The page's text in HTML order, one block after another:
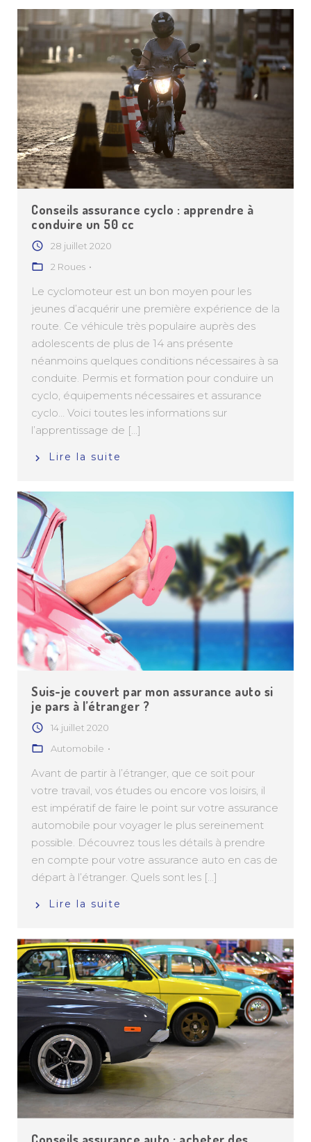
Conseils assurance cyclo : apprendre à
conduire un 50 cc
28 juillet 2020
2 Roues
Le cyclomoteur est un bon moyen pour les
jeunes d’acquérir une première expérience de la
route. Ce véhicule très populaire auprès des
adolescents de plus de 14 ans présente
néanmoins quelques conditions nécessaires à sa
conduite. Permis et formation pour conduire un
cyclo, équipements nécessaires et assurance
cyclo… Voici toutes les informations sur
l’apprentissage de [...]
Lire la suite
Suis-je couvert par mon assurance auto si
je pars à l’étranger ?
14 juillet 2020
Automobile
Avant de partir à l’étranger, que ce soit pour
votre travail, vos études ou encore vos loisirs, il
est impératif de faire le point sur votre assurance
automobile pour voyager le plus sereinement
possible. Découvrez tous les détails à prendre
en compte pour votre assurance auto en cas de
départ à l’étranger. Quels sont les [...]
Lire la suite